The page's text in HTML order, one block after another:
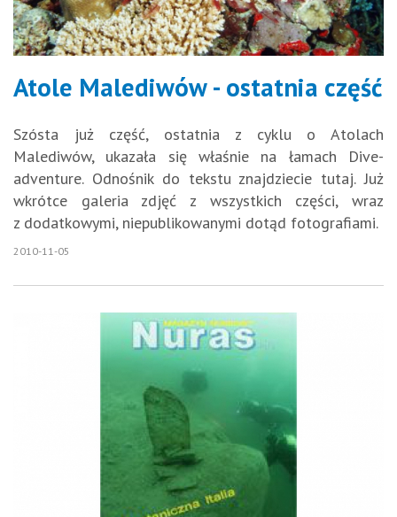
Atole Malediwów - ostatnia część
Szósta już część, ostatnia z cyklu o Atolach
Malediwów, ukazała się właśnie na łamach Dive-
adventure. Odnośnik do tekstu znajdziecie tutaj. Już
wkrótce galeria zdjęć z wszystkich części, wraz
z dodatkowymi, niepublikowanymi dotąd fotografiami.
2010-11-05